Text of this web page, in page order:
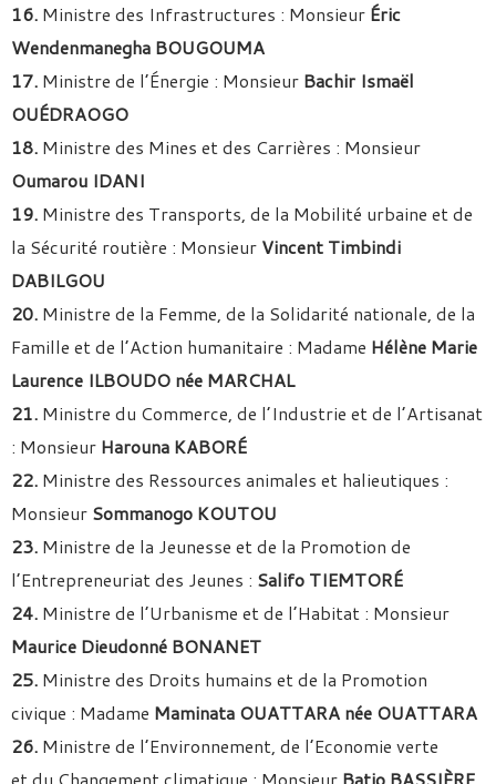
16. Ministre des Infrastructures : Monsieur Éric
Wendenmanegha BOUGOUMA
17. Ministre de l’Énergie : Monsieur Bachir Ismaël
OUÉDRAOGO
18. Ministre des Mines et des Carrières : Monsieur
Oumarou IDANI
19. Ministre des Transports, de la Mobilité urbaine et de
la Sécurité routière : Monsieur Vincent Timbindi
DABILGOU
20. Ministre de la Femme, de la Solidarité nationale, de la
Famille et de l’Action humanitaire : Madame Hélène Marie
Laurence ILBOUDO née MARCHAL
21. Ministre du Commerce, de l’Industrie et de l’Artisanat
: Monsieur Harouna KABORÉ
22. Ministre des Ressources animales et halieutiques :
Monsieur Sommanogo KOUTOU
23. Ministre de la Jeunesse et de la Promotion de
l’Entrepreneuriat des Jeunes : Salifo TIEMTORÉ
24. Ministre de l’Urbanisme et de l’Habitat : Monsieur
Maurice Dieudonné BONANET
25. Ministre des Droits humains et de la Promotion
civique : Madame Maminata OUATTARA née OUATTARA
26. Ministre de l’Environnement, de l’Economie verte